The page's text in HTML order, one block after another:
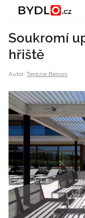
Soukromí
hřiště
Autor:Terezie Benoni